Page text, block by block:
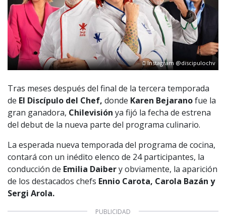
Instagram @discipulochv
Tras meses después del final de la tercera temporada
de El Discípulo del Chef, donde Karen Bejaranofue la
gran ganadora, Chilevisión ya fijó la fecha de estrena
del debut de la nueva parte del programa culinario.
La esperada nueva temporada del programa de cocina,
contará con un inédito elenco de 24 participantes, la
conducción de Emilia Daibery obviamente, la aparición
de los destacados chefs Ennio Carota, Carola Bazán y
Sergi Arola.